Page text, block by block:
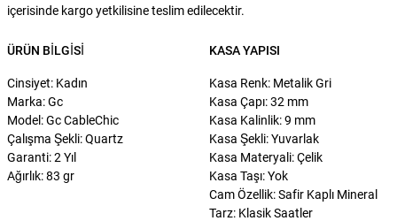
içerisinde kargo yetkilisine teslim edilecektir.
ÜRÜN BILGISI
Cinsiyet: Kadın
Marka: Gc
Model: Gc CableChic
Çalışma Şekli: Quartz
Garanti: 2 Yıl
Ağırlık: 83 gr
KASA YAPISI
Kasa Renk: Metalik Gri
Kasa Çapı: 32 mm
Kasa Kalinlik: 9 mm
Kasa Şekli: Yuvarlak
Kasa Materyali: Çelik
Kasa Taşı: Yok
Cam Özellik: Safir Kaplı Mineral
Tarz: Klasik Saatler